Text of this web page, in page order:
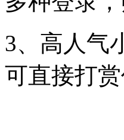
3、高人气
可直接打